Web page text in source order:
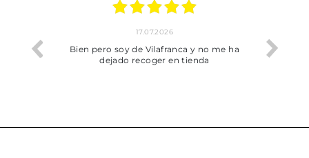
17.07.2026
Bien pero soy de Vilafranca y no me ha
dejado recoger en tienda